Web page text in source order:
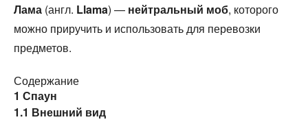
Лама (англ. Llama) — нейтральный моб, которого
можно приручить и использовать для перевозки
предметов.
Содержание
1 Спаун
1.1 Внешний вид